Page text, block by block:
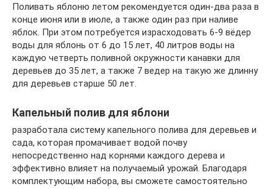
Поливать яблоню летом рекомендуется один-два раза в
конце июня или в июле, а также один раз при наливе
яблок. При этом потребуется израсходовать 6-9 вёдер
воды для яблонь от 6 до 15 лет, 40 литров воды на
каждую четверть поливной окружности канавки для
деревьев до 35 лет, а также 7 ведер на такую же длинну
для деревьев старше 50 лет.
Капельный полив для яблони
разработала систему капельного полива для деревьев и
сада, которая промачивает водой почву
непосредственно над корнями каждого дерева и
эффективно влияет на получаемый урожай. Благодаря
комплектующим набора, вы сможете самостоятельно